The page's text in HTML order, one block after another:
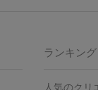
ランキング
人気のクリ